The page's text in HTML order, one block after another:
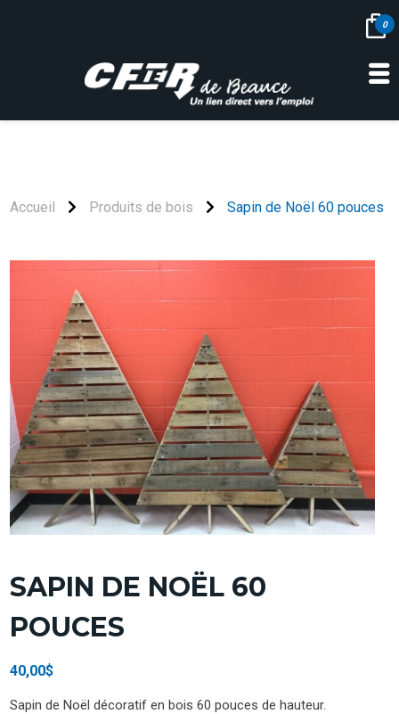
0
Accueil Produits de bois Sapin de Noël 60 pouces
SAPIN DE NOËL 60
POUCES
40,00$
Sapin de Noël décoratif en bois 60 pouces de hauteur.